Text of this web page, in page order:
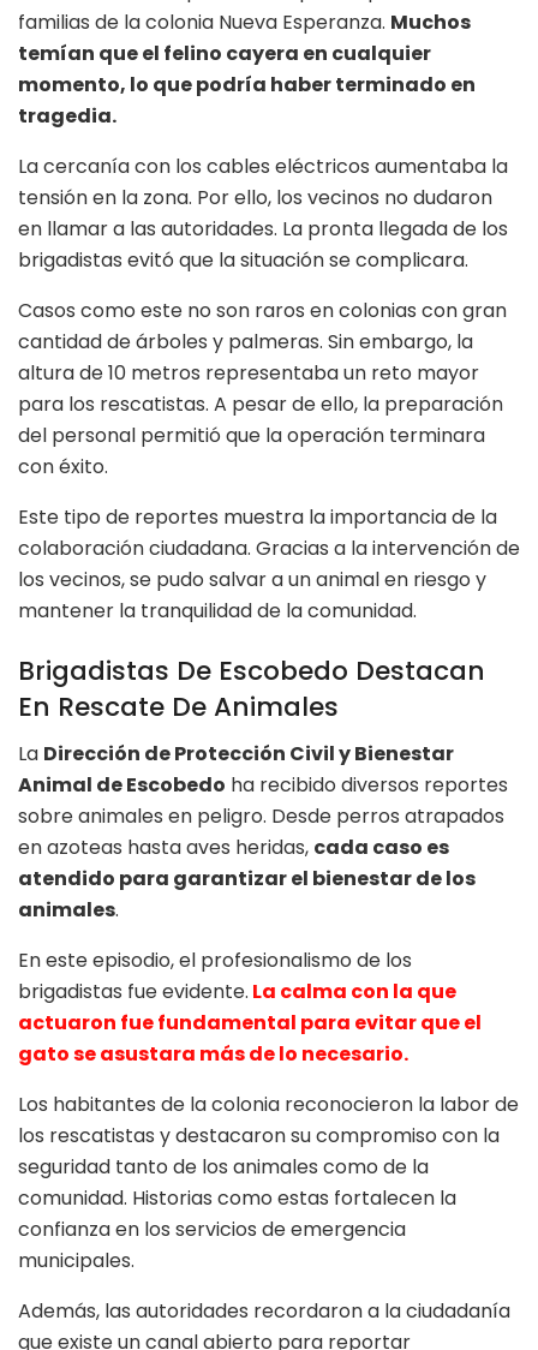
familias de la colonia Nueva Esperanza. Muchos
temían que el felino cayera en cualquier
momento, lo que podría haber terminado en
tragedia.
La cercanía con los cables eléctricos aumentaba la
tensión en la zona. Por ello, los vecinos no dudaron
en llamar a las autoridades. La pronta llegada de los
brigadistas evitó que la situación se complicara.
Casos como este no son raros en colonias con gran
cantidad de árboles y palmeras. Sin embargo, la
altura de 10 metros representaba un reto mayor
para los rescatistas. A pesar de ello, la preparación
del personal permitió que la operación terminara
con éxito.
Este tipo de reportes muestra la importancia de la
colaboración ciudadana. Gracias a la intervención de
los vecinos, se pudo salvar a un animal en riesgo y
mantener la tranquilidad de la comunidad.
Brigadistas De Escobedo Destacan
En Rescate De Animales
La Dirección de Protección Civil y Bienestar
Animal de Escobedo ha recibido diversos reportes
sobre animales en peligro. Desde perros atrapados
en azoteas hasta aves heridas, cada caso es
atendido para garantizar el bienestar de los
animales.
En este episodio, el profesionalismo de los
brigadistas fue evidente. La calma con la que
actuaron fue fundamental para evitar que el
gato se asustara más de lo necesario.
Los habitantes de la colonia reconocieron la labor de
los rescatistas y destacaron su compromiso con la
seguridad tanto de los animales como de la
comunidad. Historias como estas fortalecen la
confianza en los servicios de emergencia
municipales.
Además, las autoridades recordaron a la ciudadanía
que existe un canal abierto para reportar